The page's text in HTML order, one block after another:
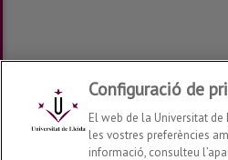
Configuració de
El web de la Universitat
les vostres preferències
informació, consulteu